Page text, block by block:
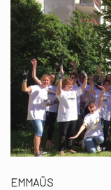
EMMAÜS